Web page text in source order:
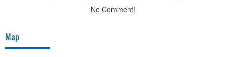
No Comment!
Map